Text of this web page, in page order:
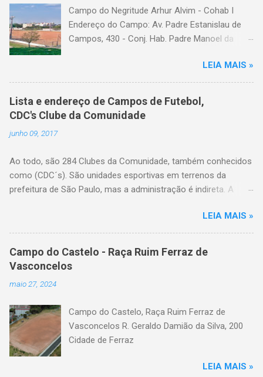
Campo do Negritude Arhur Alvim - Cohab I
Endereço do Campo: Av. Padre Estanislau de
Campos, 430 - Conj. Hab. Padre Manoel da
Categoria: cdc, campo de futebol, futebol de
várzea, futebol amador
LEIA MAIS »
Lista e endereço de Campos de Futebol,
CDC's Clube da Comunidade
junho 09, 2017
Ao todo, são 284 Clubes da Comunidade, também conhecidos
como (CDC´s). São unidades esportivas em terrenos da
prefeitura de São Paulo, mas a administração é indireta. A
com reconhecida vocação no trabalho esportivo, legalmente
constituídos em forma de associação comunitária ou e eleitos
pela própria população do bairro. A Secretaria de Esportes
coordena o processo de eleição das entidades que farão esta
atividades no calendário destes espaços, além de realizar
necessário. Lista dos Clubes da Comunidade de São Paulo,
relação separados por bairros: - Aricanduva CDC Waldemar
Moreno Rua Azevedo e Brito, 42 CDC Jardim Textil Rua Balique,
99 CDC Angelo Roseli Rua Professora Alzira de Oliveira Gilioli,
10 A CDC Roberto Jorge Pça. Leão X, 130 CDC Augusto
LEIA MAIS »
Campo do Castelo - Raça Ruim Ferraz de
Vasconcelos
maio 27, 2024
Campo do Castelo, Raça Ruim Ferraz de
Vasconcelos R. Geraldo Damião da Silva, 200
Cidade de Ferraz
LEIA MAIS »